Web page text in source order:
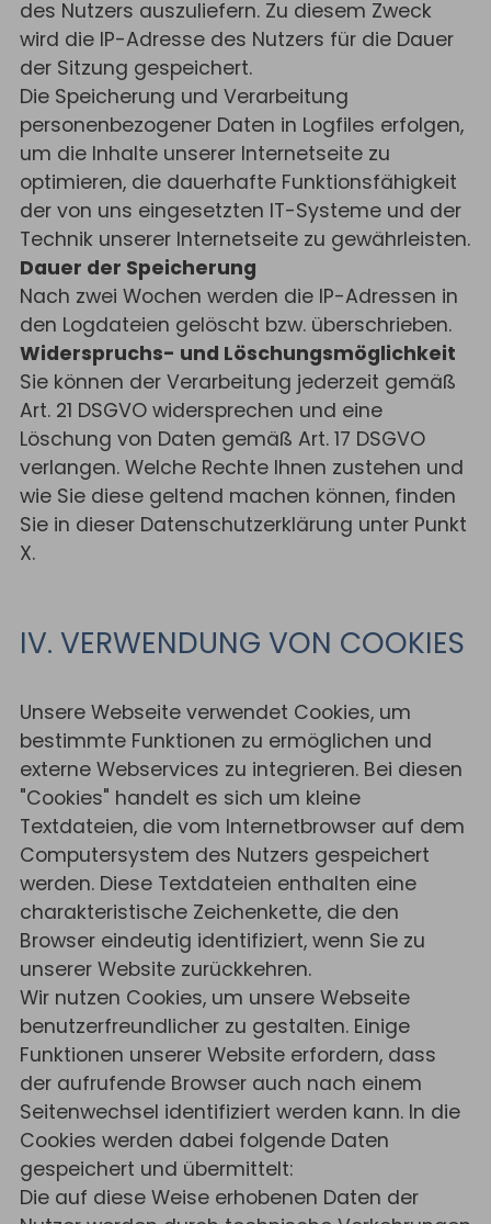
des Nutzers auszuliefern. Zu diesem Zweck
wird die IP-Adresse des Nutzers für die Dauer
der Sitzung gespeichert.
Die Speicherung und Verarbeitung
personenbezogener Daten in Logfiles erfolgen,
um die Inhalte unserer Internetseite zu
optimieren, die dauerhafte Funktionsfähigkeit
der von uns eingesetzten IT-Systeme und der
Technik unserer Internetseite zu gewährleisten.
Dauer der Speicherung
Nach zwei Wochen werden die IP-Adressen in
den Logdateien gelöscht bzw. überschrieben.
Widerspruchs- und Löschungsmöglichkeit
Sie können der Verarbeitung jederzeit gemäß
Art. 21 DSGVO widersprechen und eine
Löschung von Daten gemäß Art. 17 DSGVO
verlangen. Welche Rechte Ihnen zustehen und
wie Sie diese geltend machen können, finden
Sie in dieser Datenschutzerklärung unter Punkt
X.
IV. VERWENDUNG VON COOKIES
Unsere Webseite verwendet Cookies, um
bestimmte Funktionen zu ermöglichen und
externe Webservices zu integrieren. Bei diesen
"Cookies" handelt es sich um kleine
Textdateien, die vom Internetbrowser auf dem
Computersystem des Nutzers gespeichert
werden. Diese Textdateien enthalten eine
charakteristische Zeichenkette, die den
Browser eindeutig identifiziert, wenn Sie zu
unserer Website zurückkehren.
Wir nutzen Cookies, um unsere Webseite
benutzerfreundlicher zu gestalten. Einige
Funktionen unserer Website erfordern, dass
der aufrufende Browser auch nach einem
Seitenwechsel identifiziert werden kann. In die
Cookies werden dabei folgende Daten
gespeichert und übermittelt:
Die auf diese Weise erhobenen Daten der